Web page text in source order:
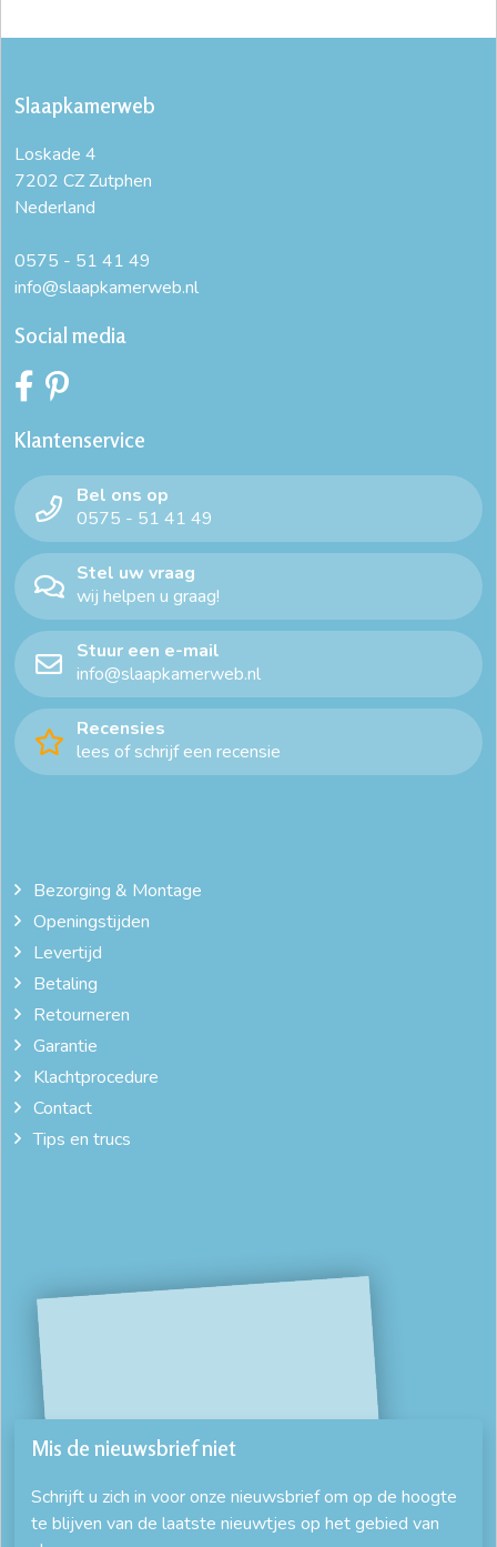
Slaapkamerweb
Loskade 4
7202 CZ Zutphen
Nederland
0575 - 51 41 49
info@slaapkamerweb.nl
Social media
Klantenservice
Bel ons op
0575 - 51 41 49
Stel uw vraag
wij helpen u graag!
Stuur een e-mail
info@slaapkamerweb.nl
Recensies
lees of schrijf een recensie
Bezorging & Montage
Openingstijden
Levertijd
Betaling
Retourneren
Garantie
Klachtprocedure
Contact
Tips en trucs
Mis de nieuwsbrief niet
Schrijft u zich in voor onze nieuwsbrief om op de hoogte
te blijven van de laatste nieuwtjes op het gebied van